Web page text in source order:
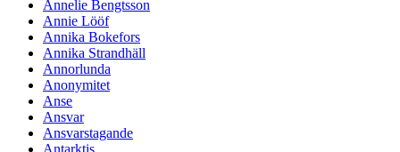
Annelie Bengtsson
Annie Lööf
Annika Bokefors
Annika Strandhäll
Annorlunda
Anonymitet
Anse
Ansvar
Ansvarstagande
Antarktis